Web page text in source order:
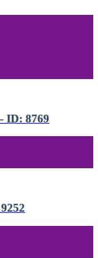
ID: 8769